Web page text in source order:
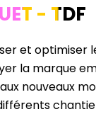
- TDF
et optimiser
la marque
nouveaux